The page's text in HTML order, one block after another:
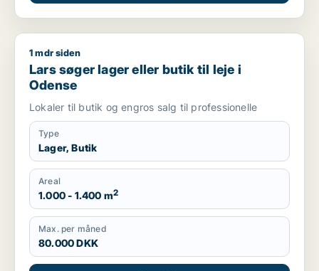
Lars søger lager eller butik til leje i Odense
1 mdr siden
Lars søger lager eller butik til leje i
Odense
Lokaler til butik og engros salg til professionelle
Type
Lager, Butik
Areal
1.000 - 1.400 m2
Max. per måned
80.000 DKK